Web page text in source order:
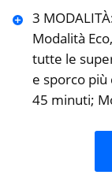
3
Modalità
tutte le
e sporco più
45 minuti;